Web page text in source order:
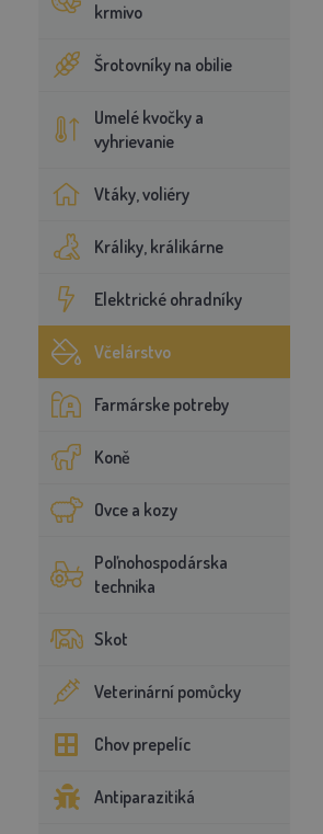
krmivo
Šrotovníky na obilie
Umelé kvočky a
vyhrievanie
Vtáky, voliéry
Králiky, králikárne
Elektrické ohradníky
Včelárstvo
Farmárske potreby
Koně
Ovce a kozy
Poľnohospodárska
technika
Skot
Veterinární pomůcky
Chov prepelíc
Antiparazitiká